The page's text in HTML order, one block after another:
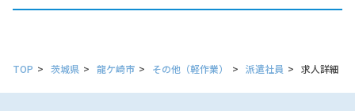
TOP 茨城県 龍ケ崎市 その他（軽作業） 派遣社員 求人詳細